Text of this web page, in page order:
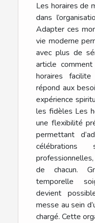
Les horaires de
dans
Adapter ces
vie moderne
avec plus de
article
horaires
répond aux
expérience
les fidèles Les
une flexibilité
permettant
de chacun.
temporelle
devient
messe au sein
chargé. Cette